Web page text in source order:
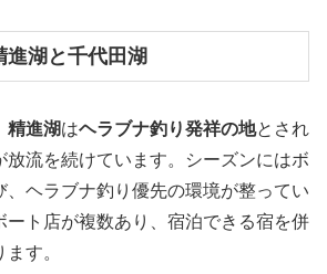
進湖と千代田湖
精進湖はヘラブナ釣り発祥の地とされ
放流を続けています。シーズンにはボ
、ヘラブナ釣り優先の環境が整ってい
ート店が複数あり、宿泊できる宿を併
す。